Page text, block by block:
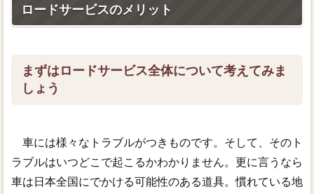
ロードサービスのメリット
まずはロードサービス全体について考えてみま
しょう
車には様々なトラブルがつきものです。そして、そのト
ラブルはいつどこで起こるかわかりません。更に言うなら
車は日本全国にでかける可能性のある道具。慣れている地